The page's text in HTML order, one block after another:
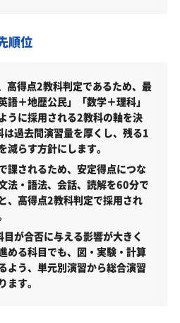
試結果に基づく指標）
学部の所在地
科学部の周辺地図
科学部に受かる気がしない」と
る受験生へ
が遅くても立正大学地球環境科
始める？学年・時期別の勉強
・通信制高校の立正大学地球環
可能
順位
高得点2教科判定であるため、最
語＋地歴公民」「数学＋理科」
うに採用される2教科の軸を決
過去問演習量を厚くし、残る1
らす方針にします。
課されるため、安定得点につな
法・語法、会話、読解を60分で
、高得点2教科判定で採用され
が合否に与える影響が大きく
める科目でも、図・実験・計算
よう、単元別演習から総合演習
す。